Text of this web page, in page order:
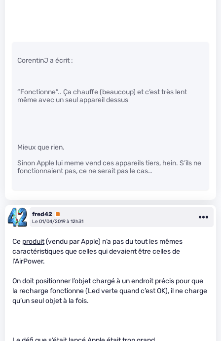
CorentinJ a écrit :
“Fonctionne”.. Ça chauffe (beaucoup) et c’est très lent
même avec un seul appareil dessus
Mieux que rien.
Sinon Apple lui meme vend ces appareils tiers, hein. S’ils ne
fonctionnaient pas, ce ne serait pas le cas…
fred42 Premium
Le 01/04/2019 à 12h31
Ce produit(vendu par Apple) n’a pas du tout les mêmes
caractéristiques que celles qui devaient être celles de
l’AirPower.
On doit positionner l’objet chargé à un endroit précis pour que
la recharge fonctionne (Led verte quand c’est OK), il ne charge
qu’un seul objet à la fois.